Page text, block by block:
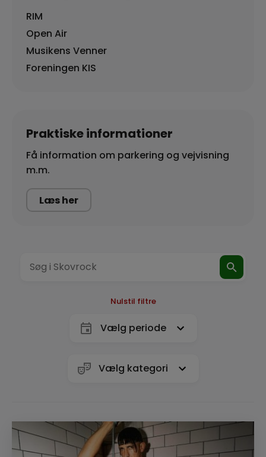
RIM
Open Air
Musikens Venner
Foreningen KIS
Praktiske informationer
Få information om parkering og vejvisning
m.m.
Læs her
Nulstil filtre
Vælg periode
Vælg kategori